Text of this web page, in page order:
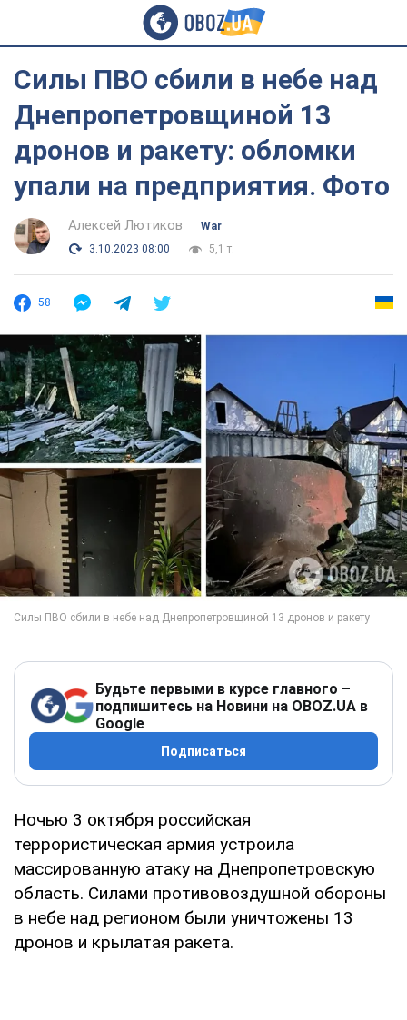
Силы ПВО сбили в небе над
Днепропетровщиной 13
дронов и ракету: обломки
упали на предприятия. Фото
Алексей Лютиков
War
3.10.2023 08:00
5,1 т.
58
Будьте первыми в курсе главного –
подпишитесь на Новини на OBOZ.UA в
Google
Подписаться
Ночью 3 октября российская
террористическая армия устроила
массированную атаку на Днепропетровскую
область. Силами противовоздушной обороны
в небе над регионом были уничтожены 13
дронов и крылатая ракета.